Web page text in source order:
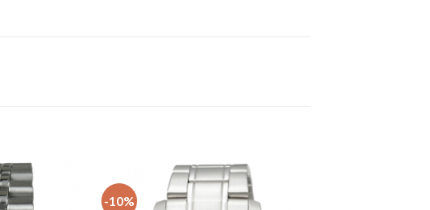
-10%